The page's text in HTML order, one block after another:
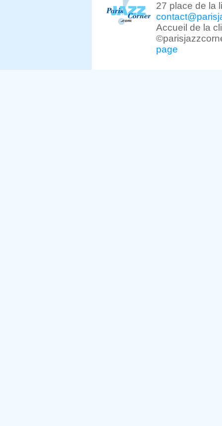
27 place de la
Accueil de la
page